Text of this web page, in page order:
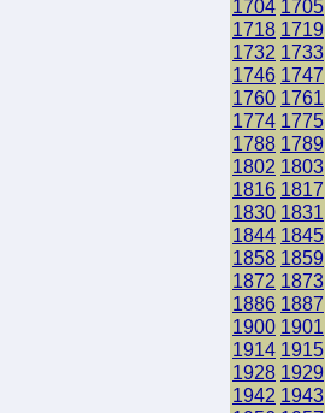
1704 1705
1718 1719
1732 1733
1746 1747
1760 1761
1774 1775
1788 1789
1802 1803
1816 1817
1830 1831
1844 1845
1858 1859
1872 1873
1886 1887
1900 1901
1914 1915
1928 1929
1942 1943